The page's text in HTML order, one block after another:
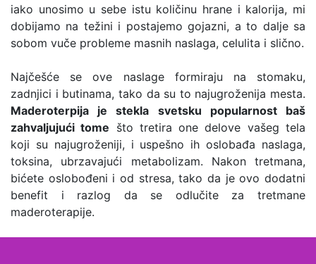
iako unosimo u sebe istu količinu hrane i kalorija, mi
dobijamo na težini i postajemo gojazni, a to dalje sa
sobom vuče probleme masnih naslaga, celulita i slično.
Najčešće se ove naslage formiraju na stomaku,
zadnjici i butinama, tako da su to najugroženija mesta.
Maderoterpija je stekla svetsku popularnost baš
zahvaljujući tome što tretira one delove vašeg tela
koji su najugroženiji, i uspešno ih oslobađa naslaga,
toksina, ubrzavajući metabolizam. Nakon tretmana,
bićete oslobođeni i od stresa, tako da je ovo dodatni
benefit i razlog da se odlučite za tretmane
maderoterapije.